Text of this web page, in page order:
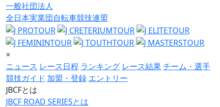
一般社団法人
全日本実業団自転車競技連盟
×
ニュース レース日程 ランキング レース結果チーム・選手
競技ガイド 加盟・登録 エントリー
JBCFとは
JBCF ROAD SERIESとは